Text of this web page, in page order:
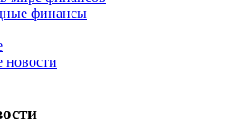
финансы